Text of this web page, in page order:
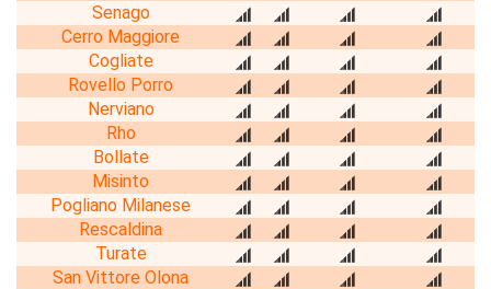
Senago
Cerro Maggiore
Cogliate
Rovello Porro
Nerviano
Rho
Bollate
Misinto
Pogliano Milanese
Rescaldina
Turate
San Vittore Olona